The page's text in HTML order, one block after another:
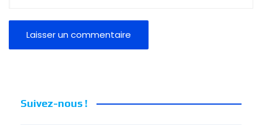
Suivez-nous !